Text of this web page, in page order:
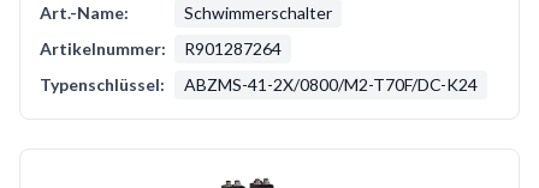
Art.-Name:
Schwimmerschalter
Artikelnummer:
R901287264
Typenschlüssel:
ABZMS-41-2X/0800/M2-T70F/DC-K24